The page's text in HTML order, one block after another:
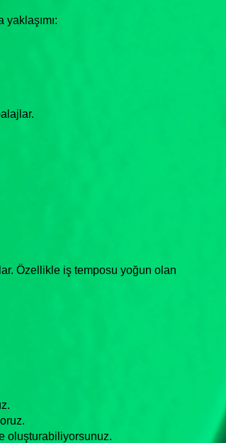
Özellikle iş temposu yoğun olan
oluşturabiliyorsunuz.